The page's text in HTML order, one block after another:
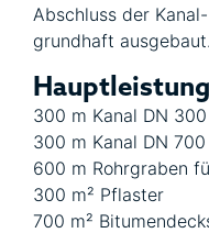
Abschluss der
grundhaft ausgebaut.
300 m Kanal DN 300
300 m Kanal DN
600 m Rohrgraben
300 m² Pflaster
700 m²